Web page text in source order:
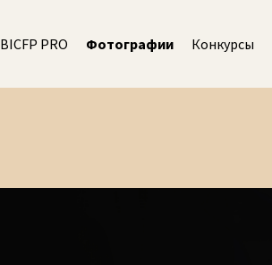
BICFP PRO Фотографии Конкурсы